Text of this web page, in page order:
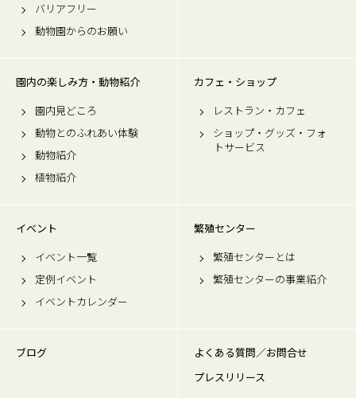
バリアフリー
動物園からのお願い
園内の楽しみ方・動物紹介
園内見どころ
動物とのふれあい体験
動物紹介
植物紹介
カフェ・ショップ
レストラン・カフェ
ショップ・グッズ・フォ
トサービス
イベント
イベント一覧
定例イベント
イベントカレンダー
繁殖センター
繁殖センターとは
繁殖センターの事業紹介
ブログ
よくある質問／お問合せ
プレスリリース